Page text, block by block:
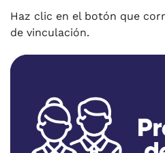
Haz clic en el botón que
de vinculación.